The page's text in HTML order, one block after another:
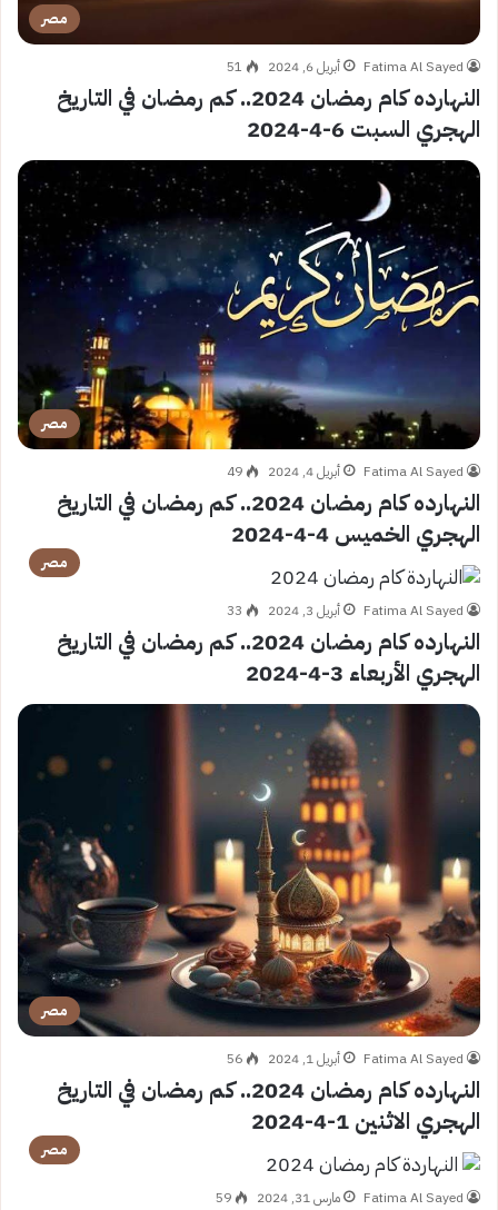
مصر
Fatima Al Sayed أبريل 6, 2024 51
النهارده كام رمضان 2024.. كم رمضان في التاريخ
الهجري السبت 6-4-2024
مصر
Fatima Al Sayed أبريل 4, 2024 49
النهارده كام رمضان 2024.. كم رمضان في التاريخ
الهجري الخميس 4-4-2024
مصر
Fatima Al Sayed أبريل 3, 2024 33
النهارده كام رمضان 2024.. كم رمضان في التاريخ
الهجري الأربعاء 3-4-2024
مصر
Fatima Al Sayed أبريل 1, 2024 56
النهارده كام رمضان 2024.. كم رمضان في التاريخ
الهجري الاثنين 1-4-2024
مصر
Fatima Al Sayed مارس 31, 2024 59